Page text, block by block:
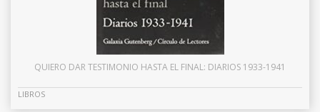
QUIERO DAR TESTIMONIO HASTA EL FINAL: DIARIOS 1933-1941
LIBROS